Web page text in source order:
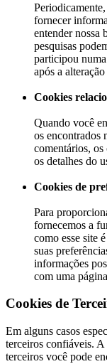
fornecer
entender nossa
pesquisas
participou
após a
Cookies
Quando você
os encontrados
comentários,
os detalhes do
Cookies de
Para
fornecemos a
como esse site
suas
informações
com uma
Cookies de
Em alguns casos
terceiros confiáveis. A
terceiros você pode